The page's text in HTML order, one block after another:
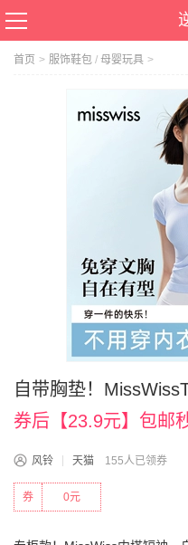
首页 > 服饰鞋包 / 母婴玩具 >
自带胸垫！
券后【23.9元】包邮
风铃 天猫 155人已领券
0元
券